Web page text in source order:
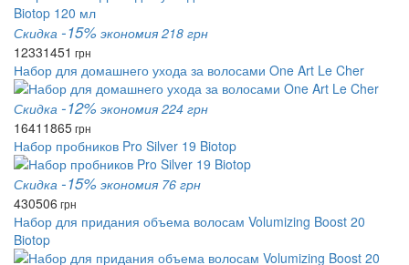
Скидка -15% экономия 218 грн
12331451 грн
Набор для домашнего ухода за волосами One Art Le Cher
Скидка -12% экономия 224 грн
1641 1865грн
Набор пробников Pro Silver 19 Biotop
Скидка -15% экономия 76 грн
430506 грн
Набор для придания объема волосам Volumizing Boost 20
Biotop